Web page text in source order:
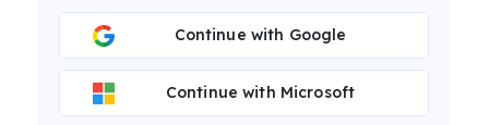
Continue with Google
Continue with Microsoft